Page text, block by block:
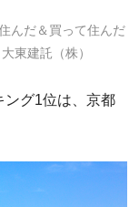
んだ＆買って住んだ
東建託（株）
ング1位は、京都